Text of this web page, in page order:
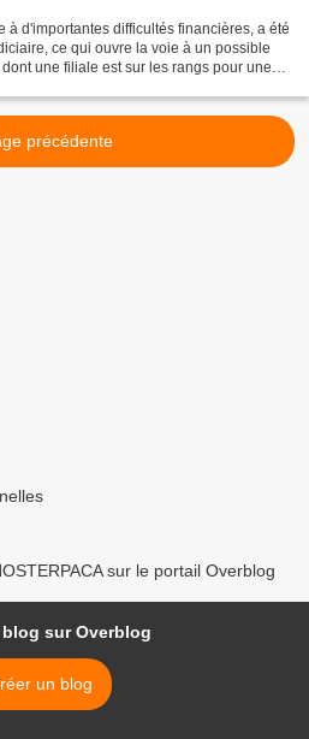
à d'importantes difficultés financières, a été
ce qui ouvre la voie à un possible
une filiale est sur les rangs pour une
précédente
sur le portail Overblog
blog sur Overblog
un blog